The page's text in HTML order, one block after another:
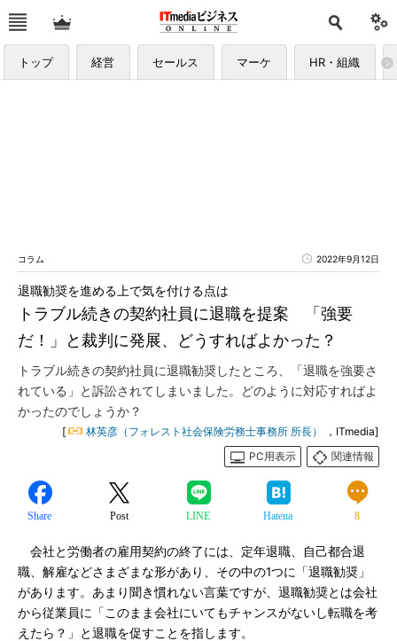
トップ 経営 セールス マーケ HR・組織
コラム 2022年9月12日
トラブル続きの契約社員に退職を提案 「強要
だ！」と裁判に発展、どうすればよかった？
退職勧奨を進める上で気を付ける点は
トラブル続きの契約社員に退職勧奨したところ、「退職を強要さ
れている」と訴訟されてしまいました。どのように対応すればよ
かったのでしょうか？
[ 林英彦（フォレスト社会保険労務士事務所 所長）
，ITmedia]
PC用表示
関連情報
Share Post LINE Hatena 8
会社と労働者の雇用契約の終了には、定年退職、自己都合退
職、解雇などさまざまな形があり、その中の1つに「退職勧奨」
があります。あまり聞き慣れない言葉ですが、退職勧奨とは会社
から従業員に「このまま会社にいてもチャンスがないし転職を考
えたら？」と退職を促すことを指します。